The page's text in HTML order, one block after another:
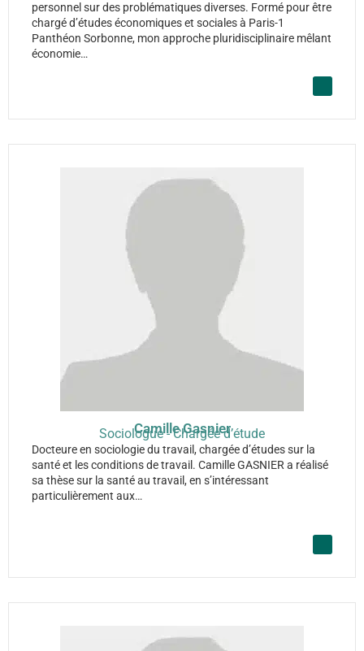
personnel sur des problématiques diverses. Formé pour être
chargé d’études économiques et sociales à Paris-1
Panthéon Sorbonne, mon approche pluridisciplinaire mêlant
économie…
Camille Gasnier
Sociologue - Chargée d’étude
Docteure en sociologie du travail, chargée d’études sur la
santé et les conditions de travail. Camille GASNIER a réalisé
sa thèse sur la santé au travail, en s’intéressant
particulièrement aux…